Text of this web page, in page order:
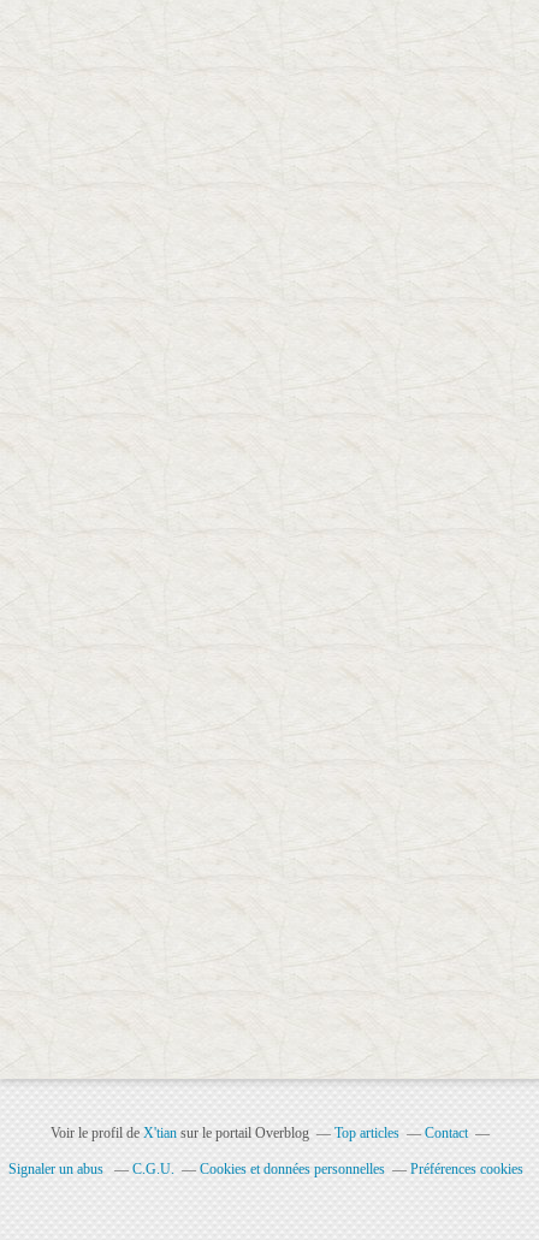
Voir le profil de X'tiansur le portail Overblog Top articles Contact
Signaler un abus C.G.U. Cookies et données personnelles Préférences cookies